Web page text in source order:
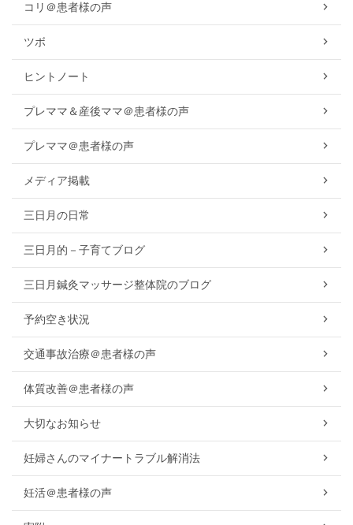
コリ＠患者様の声
ツボ
ヒントノート
プレママ＆産後ママ＠患者様の声
プレママ＠患者様の声
メディア掲載
三日月の日常
三日月的－子育てブログ
三日月鍼灸マッサージ整体院のブログ
予約空き状況
交通事故治療＠患者様の声
体質改善＠患者様の声
大切なお知らせ
妊婦さんのマイナートラブル解消法
妊活＠患者様の声